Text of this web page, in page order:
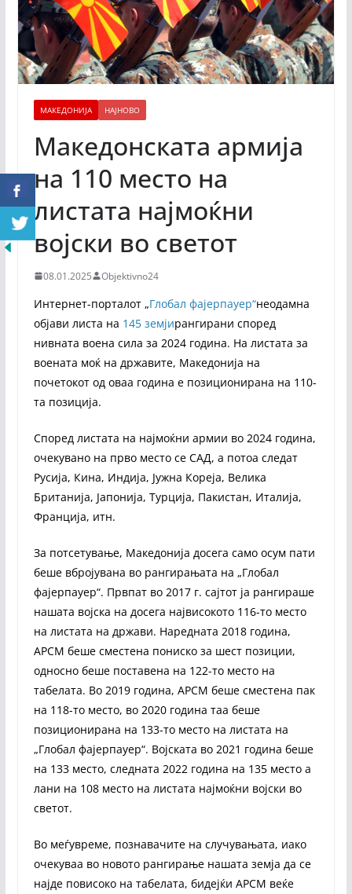
МАКЕДОНИЈА НАЈНОВО
Македонската армија
на 110 место на
листата најмоќни
војски во светот
08.01.2025 Objektivno24
Интернет-порталот „Глобал фајерпауер“неодамна
објави листа на 145 земјирангирани според
нивната воена сила за 2024 година. На листата за
воената моќ на државите, Македонија на
почетокот од оваа година е позиционирана на 110-
та позиција.
Според листата на најмоќни армии во 2024 година,
очекувано на прво место се САД, а потоа следат
Русија, Кина, Индија, Јужна Кореја, Велика
Британија, Јапонија, Турција, Пакистан, Италија,
Франција, итн.
За потсетување, Македонија досега само осум пати
беше вбројувана во рангирањата на „Глобал
фајерпауер“. Првпат во 2017 г. сајтот ја рангираше
нашата војска на досега највисокото 116-то место
на листата на држави. Наредната 2018 година,
АРСМ беше сместена пониско за шест позиции,
односно беше поставена на 122-то место на
табелата. Во 2019 година, АРСМ беше сместена пак
на 118-то место, во 2020 година таа беше
позиционирана на 133-то место на листата на
„Глобал фајерпауер“. Војската во 2021 година беше
на 133 место, следната 2022 година на 135 место а
лани на 108 место на листата најмоќни војски во
светот.
Во меѓувреме, познавачите на случувањата, иако
очекуваа во новото рангирање нашата земја да се
најде повисоко на табелата, бидејќи АРСМ веќе